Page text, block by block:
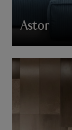
Astor